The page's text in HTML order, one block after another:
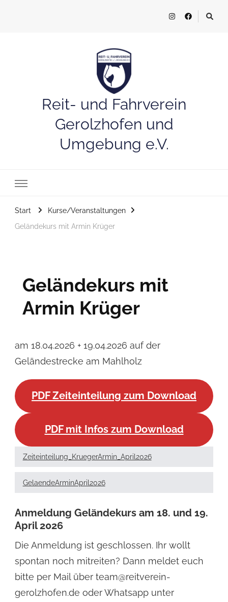
Reit- und Fahrverein
Gerolzhofen und
Umgebung e.V.
Start
Kurse/Veranstaltungen
Geländekurs mit Armin Krüger
Geländekurs mit
Armin Krüger
am 18.04.2026 + 19.04.2026 auf der
Geländestrecke am Mahlholz
PDF Zeiteinteilung zum Download
PDF mit Infos zum Download
Zeiteinteilung_KruegerArmin_April2026
GelaendeArminApril2026
Anmeldung Geländekurs am 18. und 19.
April 2026
Die Anmeldung ist geschlossen. Ihr wollt
spontan noch mitreiten? Dann meldet euch
bitte per Mail über team@reitverein-
gerolzhofen.de oder Whatsapp unter